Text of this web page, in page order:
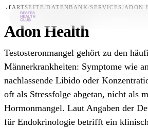
Datenbank
News
Für Unternehmen
STARTSEITE /DATENBANK /SERVICES /ADON
Adon Health
Testosteronmangel gehört zu den
Männerkrankheiten: Symptome wie
nachlassende Libido oder
oft als Stressfolge abgetan, nicht als
Hormonmangel. Laut Angaben der
für Endokrinologie betrifft ein